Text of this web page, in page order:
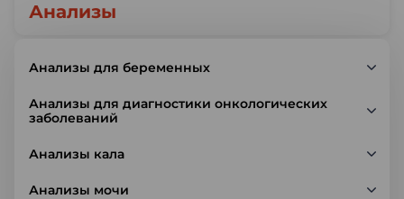
Анализы
Анализы для беременных
Анализы для диагностики онкологических
заболеваний
Анализы кала
Анализы мочи